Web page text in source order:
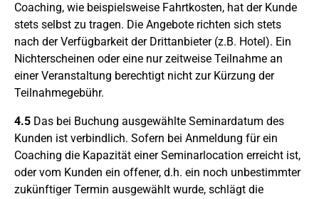
Coaching, wie beispielsweise Fahrtkosten, hat der Kunde
stets selbst zu tragen. Die Angebote richten sich stets
nach der Verfügbarkeit der Drittanbieter (z.B. Hotel). Ein
Nichterscheinen oder eine nur zeitweise Teilnahme an
einer Veranstaltung berechtigt nicht zur Kürzung der
Teilnahmegebühr.
4.5 Das bei Buchung ausgewählte Seminardatum des
Kunden ist verbindlich. Sofern bei Anmeldung für ein
Coaching die Kapazität einer Seminarlocation erreicht ist,
oder vom Kunden ein offener, d.h. ein noch unbestimmter
zukünftiger Termin ausgewählt wurde, schlägt die